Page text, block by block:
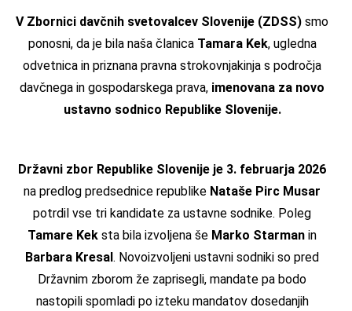
V Zbornici davčnih svetovalcev Slovenije (ZDSS)smo
ponosni, da je bila naša članicaTamara Kek, ugledna
odvetnica in priznana pravna strokovnjakinja s področja
davčnega in gospodarskega prava, imenovana za novo
ustavno sodnico Republike Slovenije.
Državni zbor Republike Slovenije je 3. februarja 2026
na predlog predsednice republike Nataše Pirc Musar
potrdil vse tri kandidate za ustavne sodnike. Poleg
Tamare Kek sta bila izvoljena še Marko Starman in
Barbara Kresal. Novoizvoljeni ustavni sodniki so pred
Državnim zborom že zaprisegli, mandate pa bodo
nastopili spomladi po izteku mandatov dosedanjih